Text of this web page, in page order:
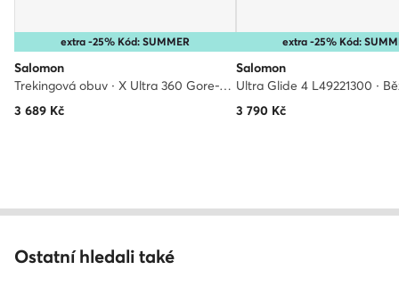
extra -25% Kód: SUMMER
Salomon
Trekingová obuv · X Ultra 360 Gore-Tex L47687000 · Šedá
3 689 Kč
extra -25% Kód:
Salomon
3 790Kč
Ostatní hledali také